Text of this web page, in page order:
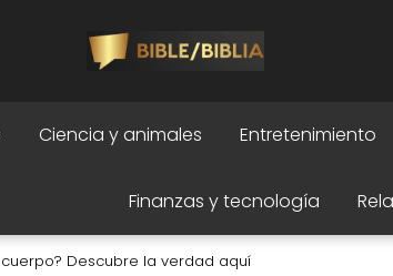
Ciencia y animales Entretenimiento
Finanzas y tecnología
Descubre la verdad aquí